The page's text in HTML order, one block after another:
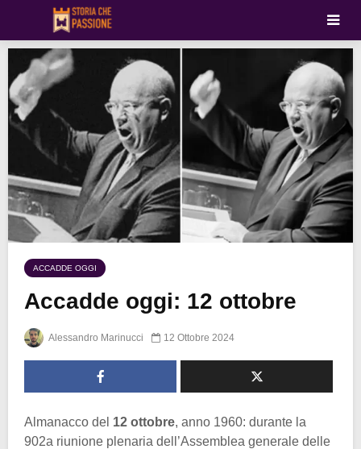
ACCADDE OGGI
Accadde oggi: 12 ottobre
Alessandro Marinucci 12 Ottobre 2024
Almanacco del 12 ottobre, anno 1960: durante la
902a riunione plenaria dell’Assemblea generale delle